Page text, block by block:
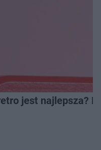
jest najlepsza?